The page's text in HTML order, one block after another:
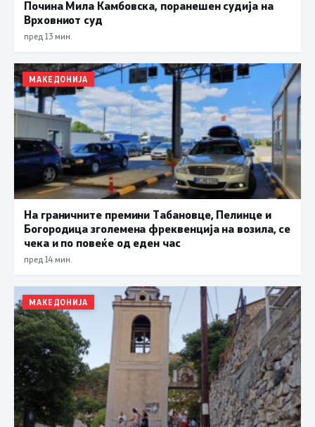
Почина Мила Камбовска, поранешен судија на
Врховниот суд
пред 13 мин.
МАКЕДОНИЈА
На граничните премини Табановце, Пелинце и
Богородица зголемена фреквенција на возила, се
чека и по повеќе од еден час
пред 14 мин.
МАКЕДОНИЈА